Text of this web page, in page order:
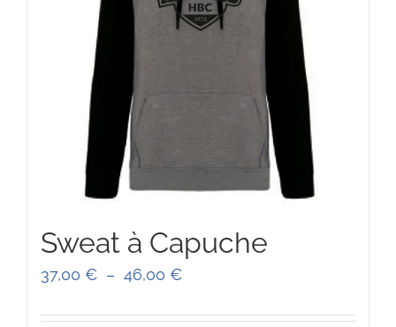
Sweat à Capuche
37,00 € – 46,00 €Plage